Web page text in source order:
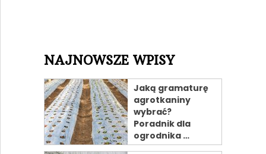
NAJNOWSZE WPISY
Jaką gramaturę
agrotkaniny
wybrać?
Poradnik dla
ogrodnika …